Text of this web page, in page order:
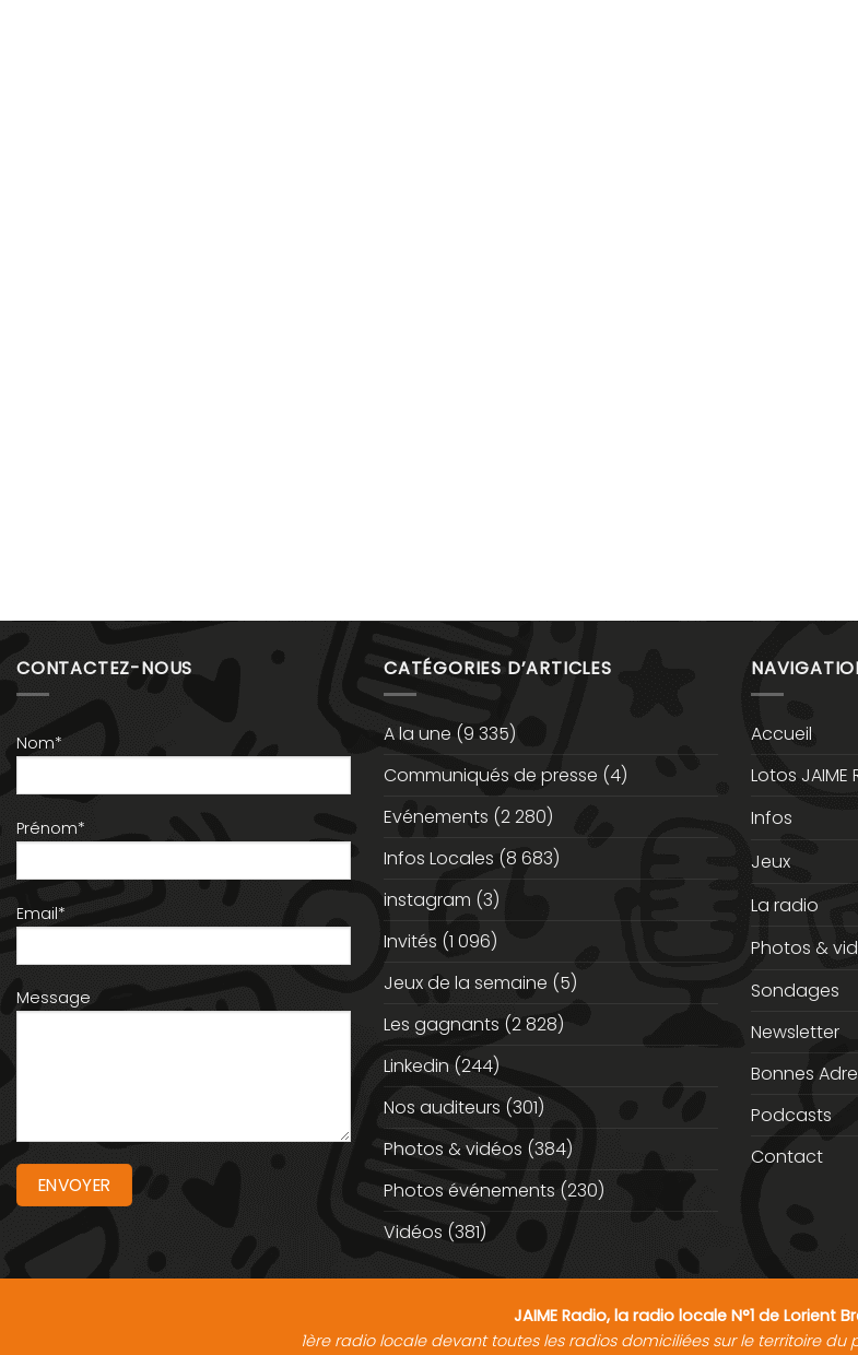
CONTACTEZ-NOUS
Nom*
Prénom*
Email*
Message
CATÉGORIES D’ARTICLES
A la une (9 335)
Communiqués de presse (4)
Evénements (2 280)
Infos Locales (8 683)
instagram (3)
Invités (1 096)
Jeux de la semaine (5)
Les gagnants (2 828)
Linkedin (244)
Nos auditeurs (301)
Photos & vidéos (384)
Photos événements (230)
Vidéos (381)
Accueil
Lotos JAIME
Infos
Jeux
La radio
Photos &
Sondages
Newsletter
Bonnes
Podcasts
Contact
JAIME Radio, la radio locale N°1 de Lorient
1ère radio locale devant toutes les radios domiciliées sur le territoire